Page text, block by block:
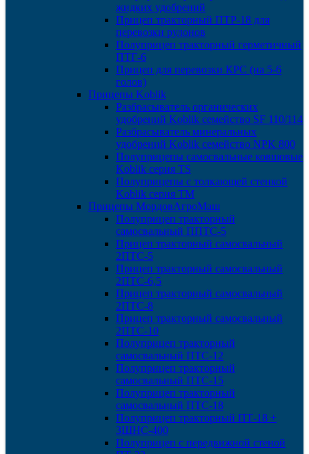
жидких удобрений
Прицеп тракторный ПТР-18 для
перевозки рулонов
Полуприцеп тракторный герметичный
ПТГ-6
Прицеп для перевозки КРС (на 5-6
голов)
Прицепы Koblik
Разбрасыватель органических
удобрений Koblik семейство SF 110/114
Разбрасыватель минеральных
удобрений Koblik семейство NPK 800
Полуприцепы самосвальные ковшовые
Koblik серия TS
Полуприцепы с толкающей стенкой
Koblik серия TM
Прицепы МордовАгроМаш
Полуприцеп тракторный
самосвальный ППТС-5
Прицеп тракторный самосвальный
2ПТС-5
Прицеп тракторный самосвальный
2ПТС-6,5
Прицеп тракторный самосвальный
2ПТС-8
Прицеп тракторный самосвальный
2ПТС-10
Полуприцеп тракторный
самосвальный ПТС-12
Полуприцеп тракторный
самосвальный ПТС-15
Полуприцеп тракторный
самосвальный ПТС-18
Полуприцеп тракторный ПТ-18 +
ЗШНС-400
Полуприцеп с передвижной стеной